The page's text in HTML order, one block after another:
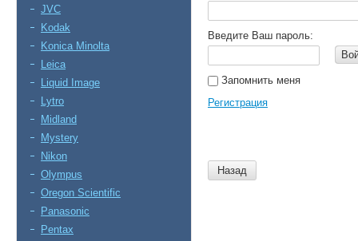
JVC
Kodak
Konica Minolta
Leica
Liquid Image
Lytro
Midland
Mystery
Nikon
Olympus
Oregon Scientific
Panasonic
Pentax
Введите Ваш пароль:
Запомнить меня
Регистрация
Назад